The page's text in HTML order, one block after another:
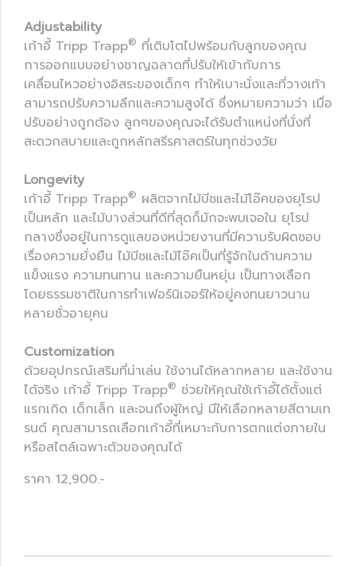
Adjustability
เก้าอี้ Tripp Trapp® ที่เติบโตไปพร้อมกับลูกของคุณ
การออกแบบอย่างชาญฉลาดที่ปรับให้เข้ากับการ
เคลื่อนไหวอย่างอิสระของเด็กๆ ทำให้เบาะนั่งและที่วางเท้า
สามารถปรับความลึกและความสูงได้ ซึ่งหมายความว่า เมื่อ
ปรับอย่างถูกต้อง ลูกๆของคุณจะได้รับตำแหน่งที่นั่งที่
สะดวกสบายและถูกหลักสรีรศาสตร์ในทุกช่วงวัย
Longevity
เก้าอี้ Tripp Trapp® ผลิตจากไม้บีชและไม้โอ๊คของยุโรป
เป็นหลัก และไม้บางส่วนที่ดีที่สุดก็มักจะพบเจอใน ยุโรป
กลางซึ่งอยู่ในการดูแลของหน่วยงานที่มีความรับผิดชอบ
เรื่องความยั่งยืน ไม้บีชและไม้ไอ๊คเป็นที่รู้จักในด้านความ
แข็งแรง ความทนทาน และความยืนหยุ่น เป็นทางเลือก
โดยธรรมชาติในการทำเฟอร์นิเจอร์ให้อยู่คงทนยาวนาน
หลายชั่วอายุคน
Customization
ด้วยอุปกรณ์เสริมที่น่าเล่น ใช้งานได้หลากหลาย และใช้งาน
ได้จริง เก้าอี้ Tripp Trapp® ช่วยให้คุณใช้เก้าอี้ได้ตั้งแต่
แรกเกิด เด็กเล็ก และจนถึงผู้ใหญ่ มีให้เลือกหลายสีตามเท
รนด์ คุณสามารถเลือกเก้าอี้ที่เหมาะกับการตกแต่งภายใน
หรือสไตล์เฉพาะตัวของคุณได้
ราคา 12,900.-